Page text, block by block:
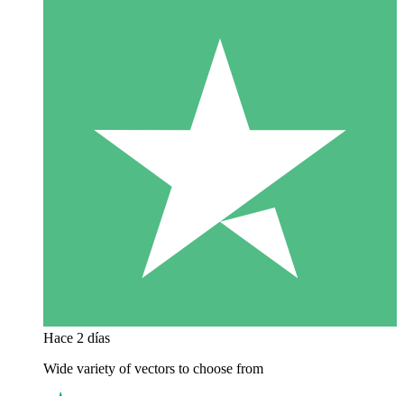
Hace 2 días
Wide variety of vectors to choose from